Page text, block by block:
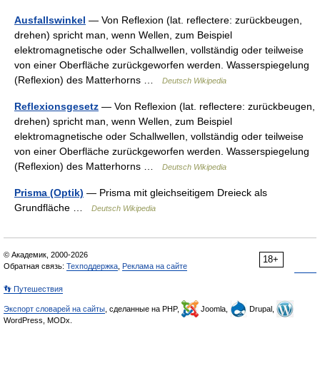
Ausfallswinkel — Von Reflexion (lat. reflectere: zurückbeugen,
drehen) spricht man, wenn Wellen, zum Beispiel
elektromagnetische oder Schallwellen, vollständig oder teilweise
von einer Oberfläche zurückgeworfen werden. Wasserspiegelung
(Reflexion) des Matterhorns …
Deutsch Wikipedia
Reflexionsgesetz — Von Reflexion (lat. reflectere: zurückbeugen,
drehen) spricht man, wenn Wellen, zum Beispiel
elektromagnetische oder Schallwellen, vollständig oder teilweise
von einer Oberfläche zurückgeworfen werden. Wasserspiegelung
(Reflexion) des Matterhorns …
Deutsch Wikipedia
Prisma (Optik) — Prisma mit gleichseitigem Dreieck als
Grundfläche …
Deutsch Wikipedia
18+
© Академик, 2000-2026
Обратная связь: Техподдержка Реклама на сайте
👣 Путешествия
Экспорт словарей на сайты , сделанные на PHP, Joomla,
Drupal,
WordPress, MODx.